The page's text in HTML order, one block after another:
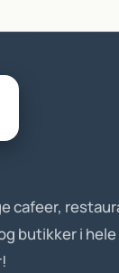
cafeer,
butikker i